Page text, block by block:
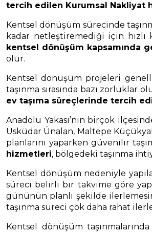
tercih edilen Kurumsal Nakliyat
Kentsel dönüşüm sürecinde
kadar netleştiremediği için
kentsel dönüşüm kapsamında
olur.
Kentsel dönüşüm projeleri
taşınma sırasında bazı
ev taşıma süreçlerinde tercih
Anadolu Yakası’nın birçok
Üsküdar Ünalan, Maltepe
planlarını yaparken güvenilir
hizmetleri, bölgedeki taşınma
Kentsel dönüşüm nedeniyle
süreci belirli bir takvime göre
gününün planlı şekilde
taşınma süreci çok daha rahat
Kentsel dönüşüm